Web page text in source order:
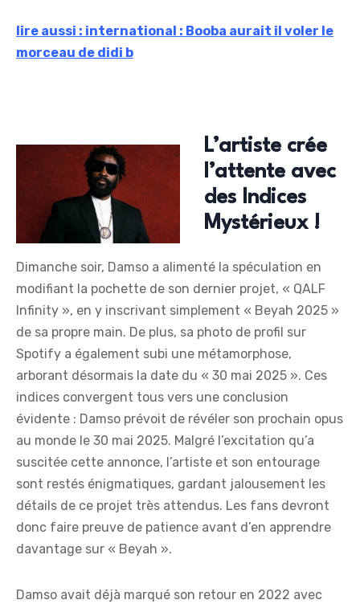
lire aussi : international : Booba aurait il voler le
morceau de didi b
L’artiste crée
l’attente avec
des Indices
Mystérieux !
Dimanche soir, Damso a alimenté la spéculation en
modifiant la pochette de son dernier projet, « QALF
Infinity », en y inscrivant simplement « Beyah 2025 »
de sa propre main. De plus, sa photo de profil sur
Spotify a également subi une métamorphose,
arborant désormais la date du « 30 mai 2025 ». Ces
indices convergent tous vers une conclusion
évidente : Damso prévoit de révéler son prochain opus
au monde le 30 mai 2025. Malgré l’excitation qu’a
suscitée cette annonce, l’artiste et son entourage
sont restés énigmatiques, gardant jalousement les
détails de ce projet très attendus. Les fans devront
donc faire preuve de patience avant d’en apprendre
davantage sur « Beyah ».
Damso avait déjà marqué son retour en 2022 avec